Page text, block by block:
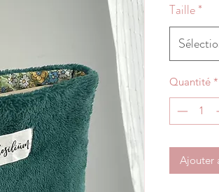
Taille*
Quantité *
Ajouter